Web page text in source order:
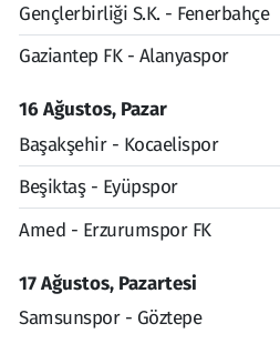
Gençlerbirliği S.K. - Fenerbahçe
Gaziantep FK - Alanyaspor
16 Ağustos, Pazar
Başakşehir - Kocaelispor
Beşiktaş - Eyüpspor
Amed - Erzurumspor FK
17 Ağustos, Pazartesi
Samsunspor - Göztepe